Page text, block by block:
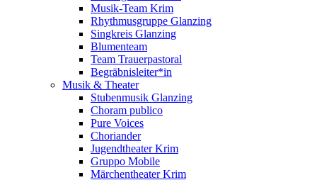
Musik-Team Krim
Rhythmusgruppe Glanzing
Singkreis Glanzing
Blumenteam
Team Trauerpastoral
Begräbnisleiter*in
Musik & Theater
Stubenmusik Glanzing
Choram publico
Pure Voices
Choriander
Jugendtheater Krim
Gruppo Mobile
Märchentheater Krim